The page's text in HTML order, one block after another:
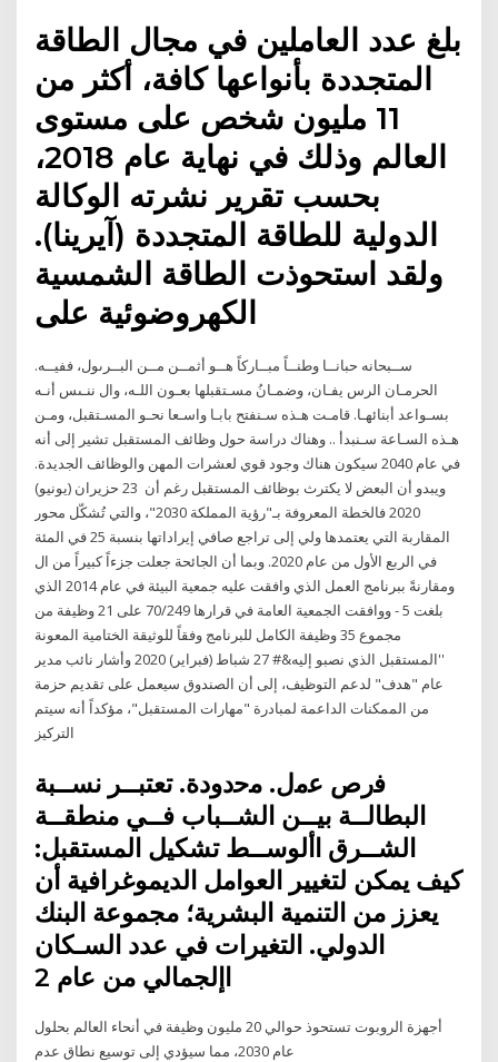
بلغ عدد العاملين في مجال الطاقة
المتجددة بأنواعها كافة، أكثر من
11 مليون شخص على مستوى
العالم وذلك في نهاية عام 2018،
بحسب تقرير نشرته الوكالة
الدولية للطاقة المتجددة (آيرينا).
ولقد استحوذت الطاقة الشمسية
الكهروضوئية على
ســبحانه حبانــا وطنــاً مبــاركاً هــو أثمــن مــن البــرىول، ففيــه.
الحرمـان الرس يفـان، وضمـانُ مسـتقبلها بعـون اللـه، وال ننـىس أنـه
بسـواعد أبنائهـا. قامـت هـذه سـنفتح بابـا واسـعا نحـو المسـتقبل، ومـن
هـذه السـاعة سـنبدأ .. وهناك دراسة حول وظائف المستقبل تشير إلى أنه
في عام 2040 سيكون هناك وجود قوي لعشرات المهن والوظائف الجديدة.
ويبدو أن البعض لا يكترث بوظائف المستقبل رغم أن 23 حزيران (يونيو)
2020 فالخطة المعروفة بـ"رؤية المملكة 2030"، والتي تُشكّل محور
المقاربة التي يعتمدها ولي إلى تراجع صافي إيراداتها بنسبة 25 في المئة
في الربع الأول من عام 2020. وبما أن الجائحة جعلت جزءاً كبيراً من ال
ومقارنةً ببرنامج العمل الذي وافقت عليه جمعية البيئة في عام 2014 الذي
بلغت 5 - ووافقت الجمعية العامة في قرارها 70/249 على 21 وظيفة من
مجموع 35 وظيفة الكامل للبرنامج وفقاً للوثيقة الختامية المعونة
''المستقبل الذي نصبو إليه&# 27 شباط (فبراير) 2020 وأشار نائب مدير
عام "هدف" لدعم التوظيف، إلى أن الصندوق سيعمل على تقديم حزمة
من الممكنات الداعمة لمبادرة "مهارات المستقبل"، مؤكداً أنه سيتم
ﻓرص ﻋﻣل. ﻣﺣدودة. تعتبــر نســبة
البطالــة بيــن الشــباب فــي منطقــة
الشــرق األوســط تشكيل المستقبل:
كيف يمكن لتغيير العوامل الديموغرافية أن
يعزز من التنمية البشرية؛ مجموعة البنك
الدولي. التغيرات في عدد السـكان
اإلجمالي من عام 2
أجهزة الروبوت تستحوذ حوالي 20 مليون وظيفة في أنحاء العالم بحلول
عام 2030، مما سيؤدي إلى توسيع نطاق عدم